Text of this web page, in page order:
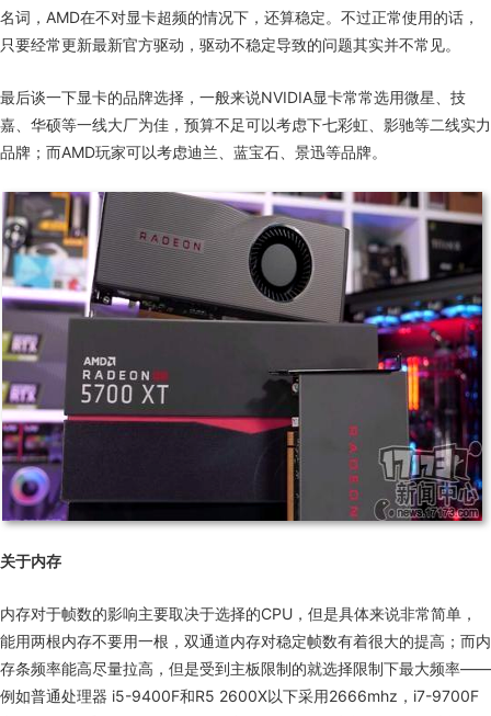
名词， AMD在不对显卡超频的情况下，还算稳定。不过正常使用的话，
只要经常更新最新官方驱动，驱动不稳定导致的问题其实并不常见。
最后谈一下显卡的品牌选择，一般来说NVIDIA显卡常常选用微星、技
嘉、华硕等一线大厂为佳，预算不足可以考虑下七彩虹、影驰等二线实力
品牌；而AMD玩家可以考虑迪兰、蓝宝石、景迅等品牌。
关于内存
内存对于帧数的影响主要取决于选择的CPU ，但是具体来说非常简单，
能用两根内存不要用一根，双通道内存对稳定帧数有着很大的提高；而内
存条频率能高尽量拉高，但是受到主板限制的就选择限制下最大频率——
例如普通处理器 i5-9400F和R5 2600X以下采用2666mhz ， i7-9700F